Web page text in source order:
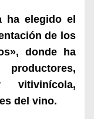
ha elegido el
de los
donde ha
vitivinícola,
del vino.